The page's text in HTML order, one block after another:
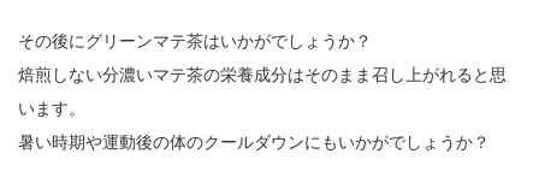
その後にグリーンマテ茶はいかがでしょうか？
焙煎しない分濃いマテ茶の栄養成分はそのまま召し上がれると思
います。
暑い時期や運動後の体のクールダウンにもいかがでしょうか？